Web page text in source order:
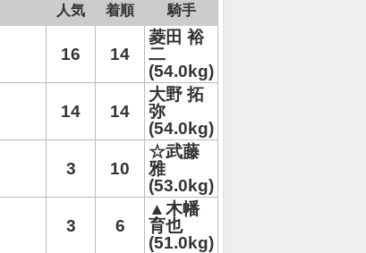
人気 着順 騎手
16 14
菱田 裕
二
(54.0kg)
14 14
大野 拓
弥
(54.0kg)
3 10
☆武藤
雅
(53.0kg)
3 6
▲木幡
育也
(51.0kg)